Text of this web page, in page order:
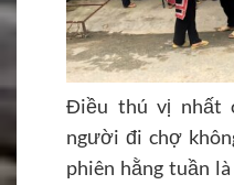
Điều thú vị nhất
người đi chợ
phiên hằng tuần